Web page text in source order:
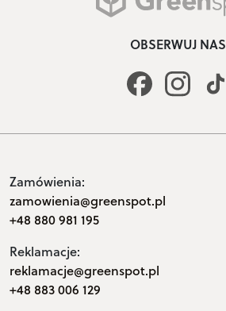
OBSERWUJ NAS
Zamówienia:
zamowienia@greenspot.pl
+48 880 981 195
Reklamacje:
reklamacje@greenspot.pl
+48 883 006 129